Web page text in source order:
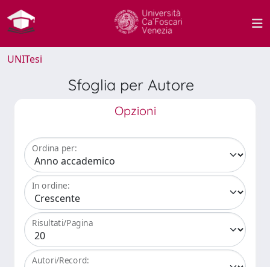
UNITesi
Sfoglia per Autore
Opzioni
Ordina per:
In ordine:
Risultati/Pagina
Autori/Record: